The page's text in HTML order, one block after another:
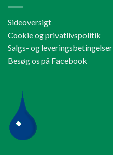
Sideoversigt
Cookie og privatlivspolitik
Salgs- og leveringsbetingelser
Besøg os på Facebook